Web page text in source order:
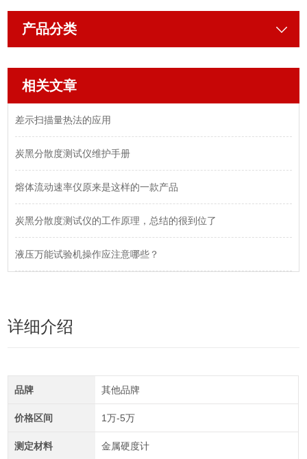
产品分类
相关文章
差示扫描量热法的应用
炭黑分散度测试仪维护手册
熔体流动速率仪原来是这样的一款产品
炭黑分散度测试仪的工作原理，总结的很到位了
液压万能试验机操作应注意哪些？
详细介绍
品牌 其他品牌
价格区间 1万-5万
测定材料 金属硬度计